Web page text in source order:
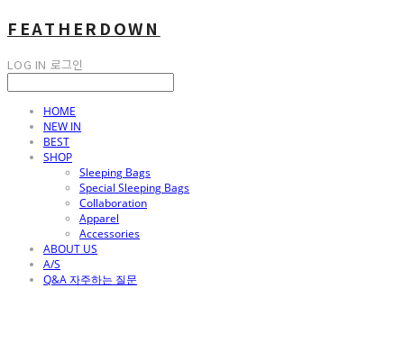
FEATHERDOWN
LOG IN 로그인
HOME
NEW IN
BEST
SHOP
Sleeping Bags
Special Sleeping Bags
Collaboration
Apparel
Accessories
ABOUT US
A/S
Q&A 자주하는 질문